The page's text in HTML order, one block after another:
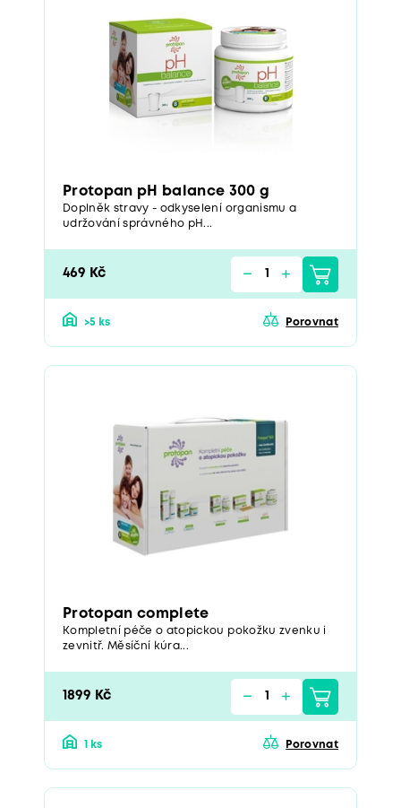
Protopan pH balance 300 g
Doplněk stravy - odkyselení organismu a
udržování správného pH...
469 Kč
>5 ks Porovnat
Protopan complete
Kompletní péče o atopickou pokožku zvenku i
zevnitř. Měsíční kúra...
1899 Kč
1 ks Porovnat